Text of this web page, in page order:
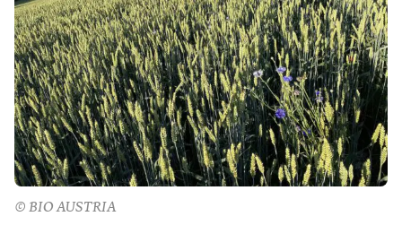
© BIO AUSTRIA